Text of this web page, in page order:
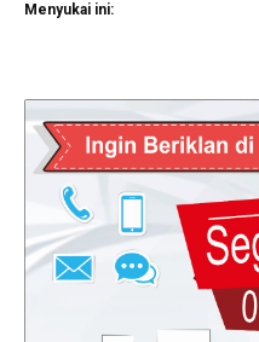
Menyukai ini: